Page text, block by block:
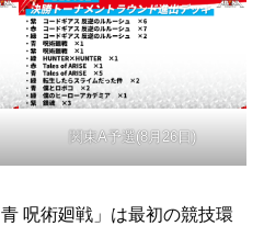
関東A予選(8月26日)
呪術廻戦」は最初の競技環